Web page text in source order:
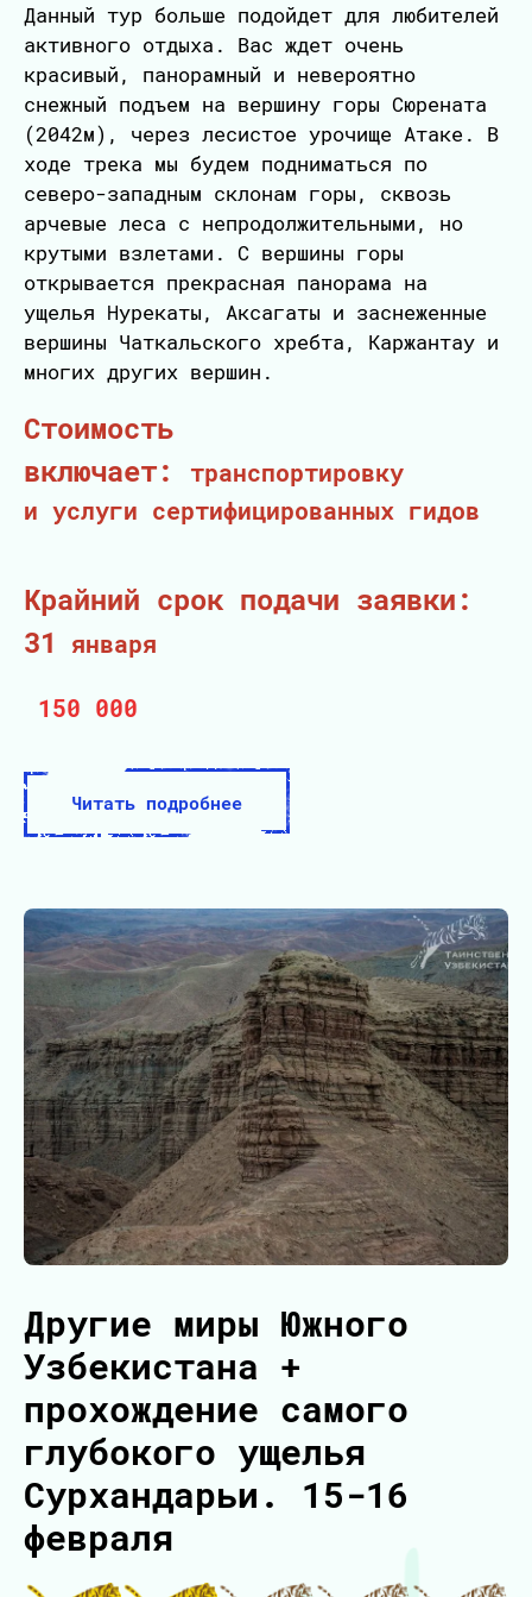
Данный тур больше подойдет для любителей
активного отдыха. Вас ждет очень
красивый, панорамный и невероятно
снежный подъем на вершину горы Сюрената
(2042м), через лесистое урочище Атаке. В
ходе трека мы будем подниматься по
северо-западным склонам горы, сквозь
арчевые леса с непродолжительными, но
крутыми взлетами. С вершины горы
открывается прекрасная панорама на
ущелья Нурекаты, Аксагаты и заснеженные
вершины Чаткальского хребта, Каржантау и
многих других вершин.
Стоимость
включает:
транспортировку
и услуги сертифицированных гидов
Крайний срок подачи заявки:
31
января
150 000
Читать подробнее
Другие миры Южного
Узбекистана +
прохождение самого
глубокого ущелья
Сурхандарьи. 15-16
февраля